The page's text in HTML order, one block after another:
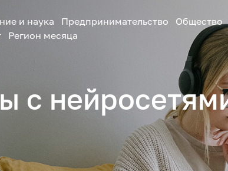
и наука Предпринимательство
Общество
Регион месяца
с